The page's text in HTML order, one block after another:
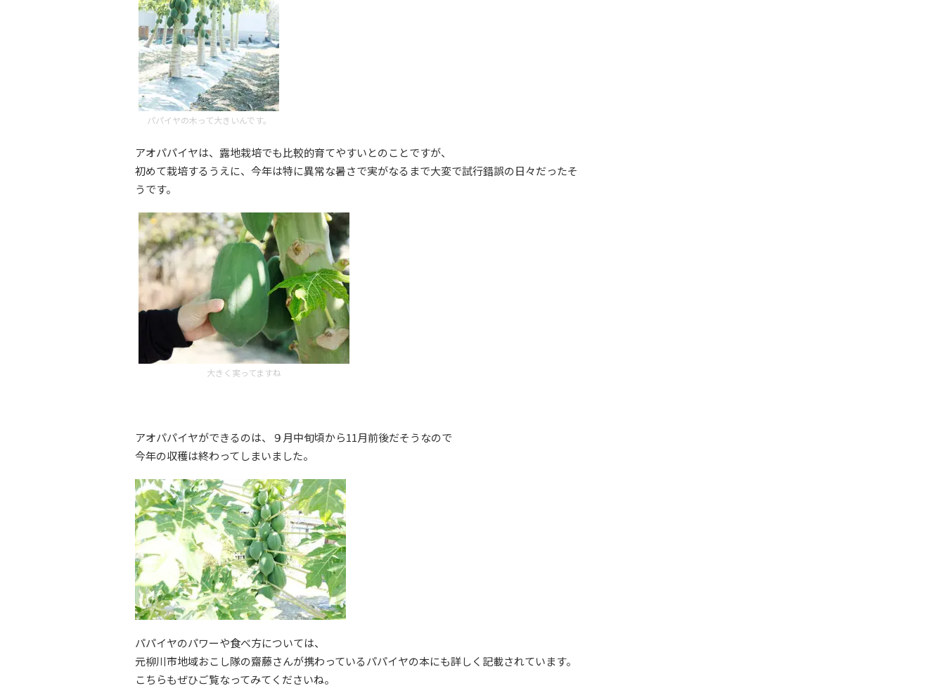
パパイヤの木って大きいんです。
アオパパイヤは、露地栽培でも比較的育てやすいとのことですが、
初めて栽培するうえに、今年は特に異常な暑さで実がなるまで大変で試行錯誤の日々だったそ
うです。
大きく実ってますね
アオパパイヤができるのは、９月中旬頃から11月前後だそうなので
今年の収穫は終わってしまいました。
パパイヤのパワーや食べ方については、
元柳川市地域おこし隊の齋藤さんが携わっているパパイヤの本にも詳しく記載されています。
こちらもぜひご覧なってみてくださいね。